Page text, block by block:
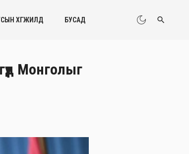
ХӨГЖИЛД БУСАД
Монголыг